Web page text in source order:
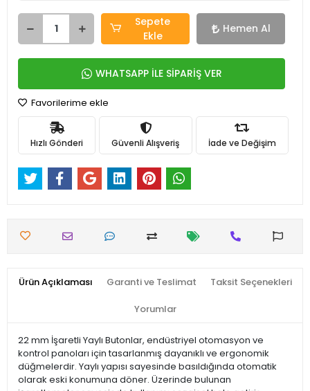
Sepete
Ekle
Hemen Al
WHATSAPP İLE SİPARİŞ VER
Favorilerime ekle
Hızlı Gönderi Güvenli Alışveriş İade ve Değişim
Ürün Açıklaması Garanti ve Teslimat Taksit Seçenekleri
Yorumlar
22 mm İşaretli Yaylı Butonlar, endüstriyel otomasyon ve
kontrol panoları için tasarlanmış dayanıklı ve ergonomik
düğmelerdir. Yaylı yapısı sayesinde basıldığında otomatik
olarak eski konumuna döner. Üzerinde bulunan